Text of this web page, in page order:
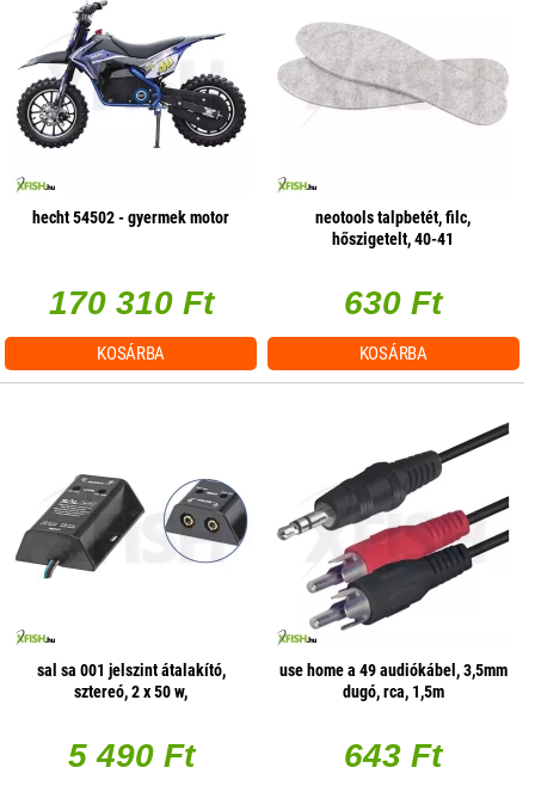
hecht 54502 - gyermek motor
170 310 Ft
KOSÁRBA
neotools talpbetét, filc,
hőszigetelt, 40-41
630 Ft
KOSÁRBA
sal sa 001 jelszint átalakító,
sztereó, 2 x 50 w,
5 490 Ft
use home a 49 audiókábel, 3,5mm
dugó, rca, 1,5m
643 Ft